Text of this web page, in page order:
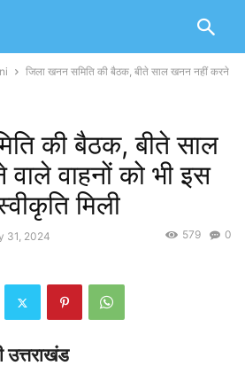
जिला खनन समिति की बैठक, बीते साल खनन नहीं करने
की बैठक, बीते साल
वाहनों को भी इस
मिली
31, 2024 0
579
उत्तराखंड